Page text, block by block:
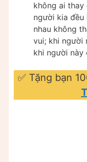
không ai
người kia đều
nhau không
vui; khi người
khi người này
✅ Tặng bạn